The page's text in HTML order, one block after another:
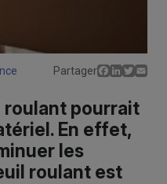
Partager Facebook
LinkedIn
Twitter
roulant pourrait
En effet,
les
roulant est